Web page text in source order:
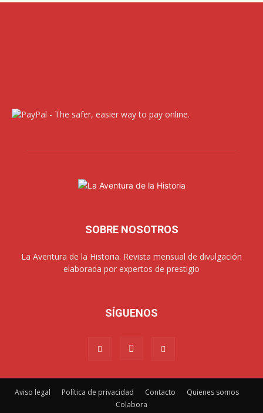
SOBRE NOSOTROS
La Aventura de la Historia. Revista mensual de divulgación
elaborada por expertos de prestigio
SÍGUENOS
Aviso legal Política de privacidad Contacto
Quienes somos
Colabora